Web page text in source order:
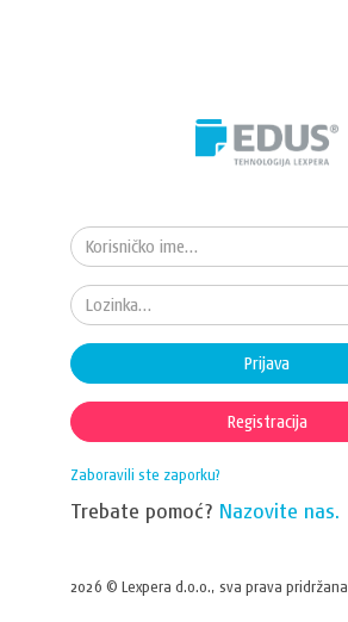
Prijava
Registracija
Zaboravili ste zaporku?
Trebate pomoć? Nazovite nas.
2026 © Lexpera d.o.o., sva prava pridržana